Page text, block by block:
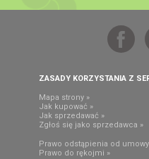
ZASADY KORZYSTANIA Z
Mapa strony »
Jak kupować »
Jak sprzedawać »
Zgłoś się jako sprzedawca »
Prawo odstąpienia od
Prawo do rękojmi »